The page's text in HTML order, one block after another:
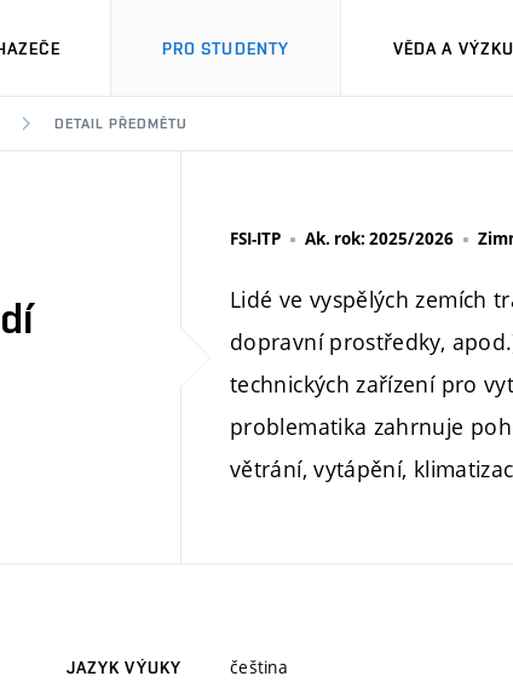
PRO STUDENTY VĚDA A
DETAIL PŘEDMĚTU
FSI-ITP Ak. rok: 2025/2026
Lidé ve vyspělých zemích
dopravní prostředky,
technických zařízení pro
problematika zahrnuje
větrání, vytápění,
JAZYK VÝUKY čeština